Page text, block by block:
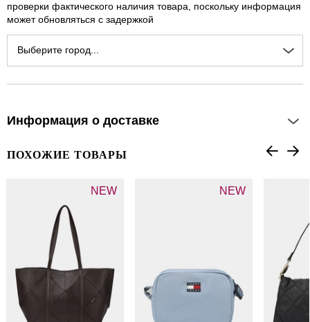
проверки фактического наличия товара, поскольку информация
может обновляться с задержкой
Выберите город...
Информация о доставке
ПОХОЖИЕ ТОВАРЫ
NEW NEW